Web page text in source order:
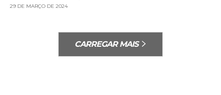
29 DE MARÇO DE 2024
CARREGAR MAIS